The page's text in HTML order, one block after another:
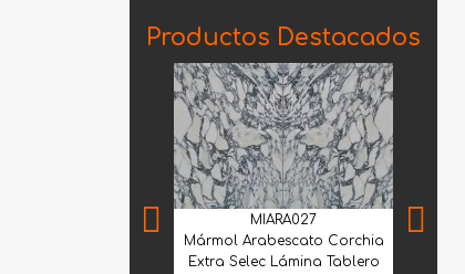
Productos Destacados
MIARA027
Mármol Arabescato Corchia
Extra Selec Lámina Tablero